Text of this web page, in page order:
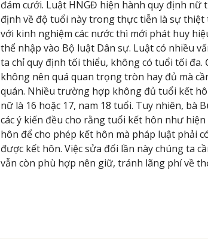
đám cưới. Luật HNGĐ hiện hành quy định
định về độ tuổi này trong thực tiễn là sự
với kinh nghiệm các nước thì mới phát huy
thể nhập vào Bộ luật Dân sự. Luật có nhiều
ta chỉ quy định tối thiểu, không có tuổi tối
không nên quá quan trọng tròn hay đủ mà
quán. Nhiều trường hợp không đủ tuổi kết
nữ là 16 hoặc 17, nam 18 tuổi. Tuy nhiên, bà
các ý kiến đều cho rằng tuổi kết hôn như
hôn để cho phép kết hôn mà pháp luật phải
được kết hôn. Việc sửa đổi lần này chúng ta
vẫn còn phù hợp nên giữ, tránh lãng phí về